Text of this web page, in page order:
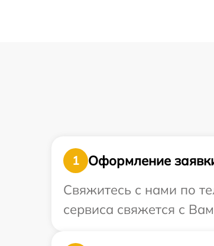
1
Оформление
Свяжитесь с нами по
сервиса свяжется с